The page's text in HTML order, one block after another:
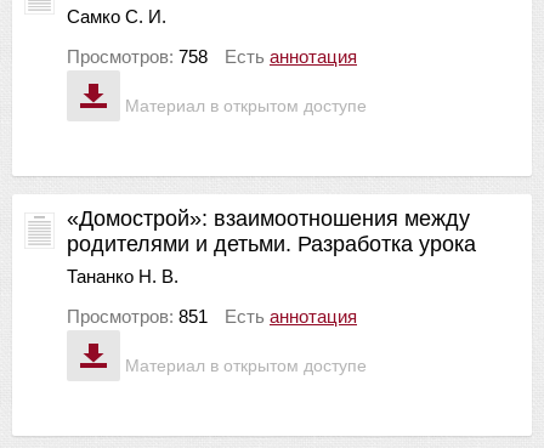
Материал в открытом доступе
Самко С. И.
Просмотров: 758 Есть аннотация
Материал в открытом доступе
«Домострой»: взаимоотношения между
родителями и детьми. Разработка урока
Тананко Н. В.
Просмотров: 851 Есть аннотация